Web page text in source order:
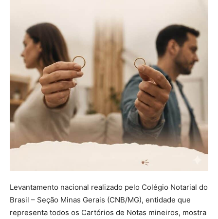
Levantamento nacional realizado pelo Colégio Notarial do
Brasil – Seção Minas Gerais (CNB/MG), entidade que
representa todos os Cartórios de Notas mineiros, mostra